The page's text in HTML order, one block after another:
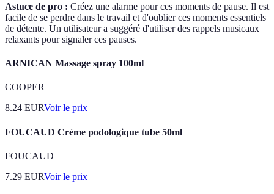
Astuce de pro : Créez une alarme pour ces moments de pause. Il est
facile de se perdre dans le travail et d'oublier ces moments essentiels
de détente. Un utilisateur a suggéré d'utiliser des rappels musicaux
relaxants pour signaler ces pauses.
ARNICAN Massage spray 100ml
COOPER
8.24 EURVoir le prix
FOUCAUD Crème podologique tube 50ml
FOUCAUD
7.29 EURVoir le prix